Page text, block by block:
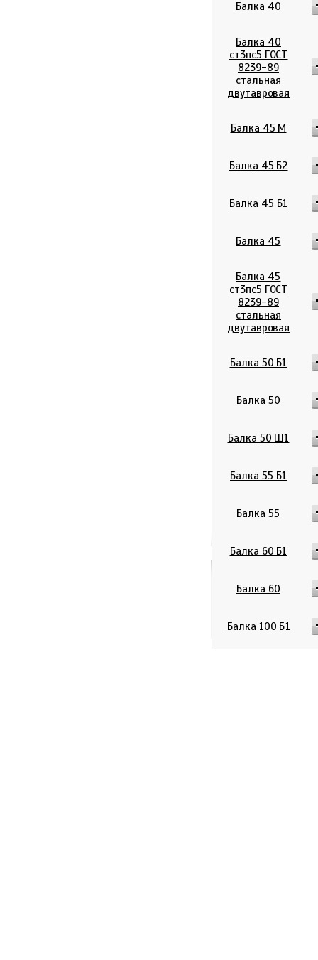
Балка 40
Балка 40
ст3пс5 ГОСТ
8239-89
стальная
двутавровая
Балка 45 М
Балка 45 Б2
Балка 45 Б1
Балка 45
Балка 45
ст3пс5 ГОСТ
8239-89
стальная
двутавровая
Балка 50 Б1
Балка 50
Балка 50 Ш1
Балка 55 Б1
Балка 55
Балка 60 Б1
Балка 60
Балка 100 Б1